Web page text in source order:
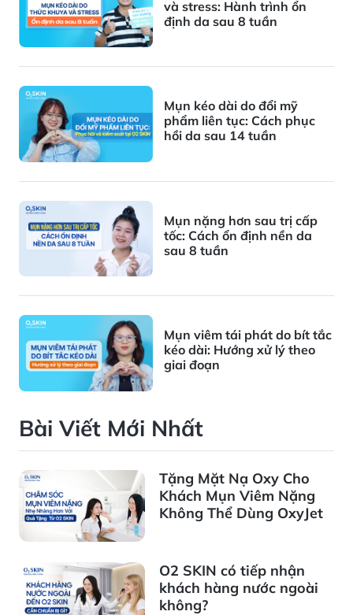
và stress: Hành trình ổn
định da sau 8 tuần
Mụn kéo dài do đổi mỹ
phẩm liên tục: Cách phục
hồi da sau 14 tuần
Mụn nặng hơn sau trị cấp
tốc: Cách ổn định nền da
sau 8 tuần
Mụn viêm tái phát do bít tắc
kéo dài: Hướng xử lý theo
giai đoạn
Bài Viết Mới Nhất
Tặng Mặt Nạ Oxy Cho
Khách Mụn Viêm Nặng
Không Thể Dùng OxyJet
O2 SKIN có tiếp nhận
khách hàng nước ngoài
không?